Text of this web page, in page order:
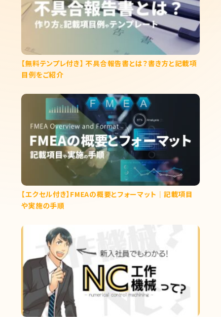
【無料テンプレ付き】 不具合報告書とは？書き方と記載項
目例をご紹介
【エクセル付き】FMEAの概要とフォーマット｜記載項目
や実施の手順